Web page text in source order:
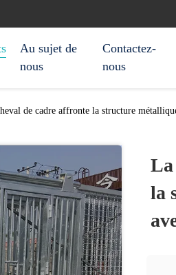
Au sujet de
nous
Contactez-
nous
de cadre affronte la structure
La
la